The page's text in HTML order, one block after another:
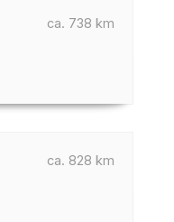
ca. 738 km
ca. 828 km